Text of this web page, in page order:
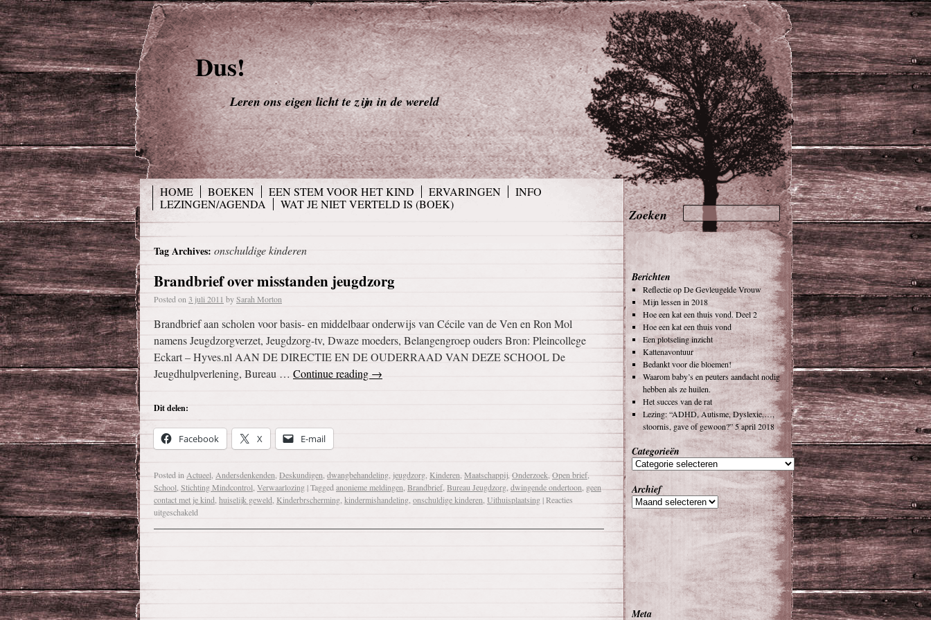
Dus!
Leren ons eigen licht te zijn in de wereld
HOME BOEKEN EEN STEM VOOR HET KIND ERVARINGEN
INFO
LEZINGEN/AGENDA
WAT JE NIET VERTELD IS (BOEK)
Tag Archives: onschuldige kinderen
Brandbrief over misstanden jeugdzorg
Posted on 3 juli 2011 bySarah Morton
Brandbrief aan scholen voor basis- en middelbaar onderwijs van Cécile van de Ven en Ron Mol
namens Jeugdzorgverzet, Jeugdzorg-tv, Dwaze moeders, Belangengroep ouders Bron: Pleincollege
Eckart – Hyves.nl AAN DE DIRECTIE EN DE OUDERRAAD VAN DEZE SCHOOL De
Jeugdhulpverlening, Bureau … Continue reading →
Dit delen:
Facebook X E-mail
Posted in Actueel Andersdenkenden Deskundigen dwangbehandeling jeugdzorg Kinderen Maatschappij Onderzoek Open brief,
School Stichting Mindcontrol Verwaarlozing|Tagged anonieme meldingen Brandbrief, Bureau Jeugdzorg dwingende ondertoon, geen
contact met je kind huiselijk geweld Kinderbrscherming kindermishandeling onschuldige kinderen Uithuisplaatsing |Reacties
uitgeschakeld
Berichten
Reflectie op De Gevleugelde Vrouw
Mijn lessen in 2018
Hoe een kat een thuis vond. Deel 2
Hoe een kat een thuis vond
Een plotseling inzicht
Kattenavontuur
Bedankt voor die bloemen!
Waarom baby’s en peuters aandacht nodig
hebben als ze huilen.
Het succes van de rat
Lezing: “ADHD, Autisme, Dyslexie,…,
stoornis, gave of gewoon?” 5 april 2018
Categorieën
Archief
Meta